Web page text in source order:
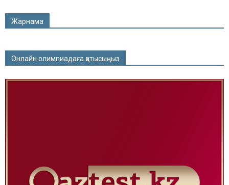
Жарнама
Онлайн олимпиадаға қатысыңыз